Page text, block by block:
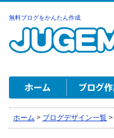
無料ブログをかんたん作成
ホーム > ブログデザイン一覧 >